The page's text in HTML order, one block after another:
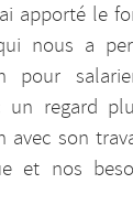
apporté le
nous a
pour
un regard
avec son
et nos